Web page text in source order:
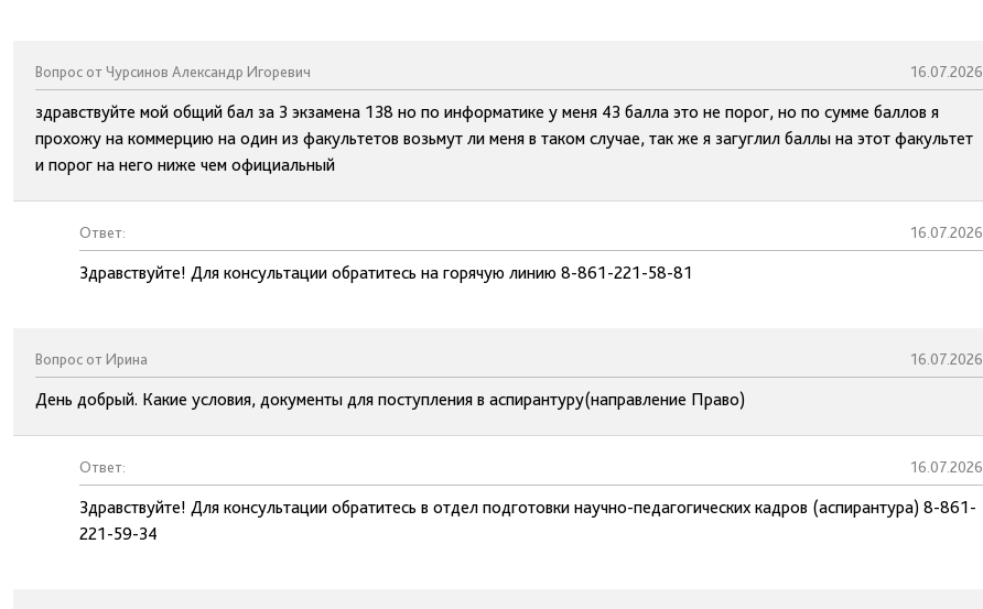
Вопрос от Чурсинов Александр Игоревич 16.07.2026
здравствуйте мой общий бал за 3 экзамена 138 но по информатике у меня 43 балла это не порог, но по сумме баллов я
прохожу на коммерцию на один из факультетов возьмут ли меня в таком случае, так же я загуглил баллы на этот факультет
и порог на него ниже чем официальный
Ответ: 16.07.2026
Здравствуйте! Для консультации обратитесь на горячую линию 8-861-221-58-81
Вопрос от Ирина 16.07.2026
День добрый. Какие условия, документы для поступления в аспирантуру(направление Право)
Ответ: 16.07.2026
Здравствуйте! Для консультации обратитесь в отдел подготовки научно-педагогических кадров (аспирантура) 8-861-
221-59-34